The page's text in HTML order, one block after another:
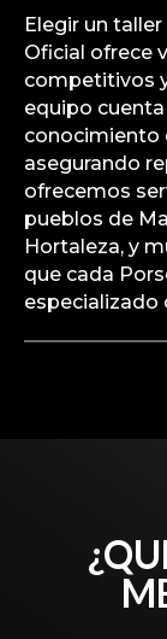
Elegir un
Oficial ofrece
competitivos
equipo cuenta
conocimiento
asegurando
ofrecemos
pueblos de
Hortaleza, y
que cada
especializado